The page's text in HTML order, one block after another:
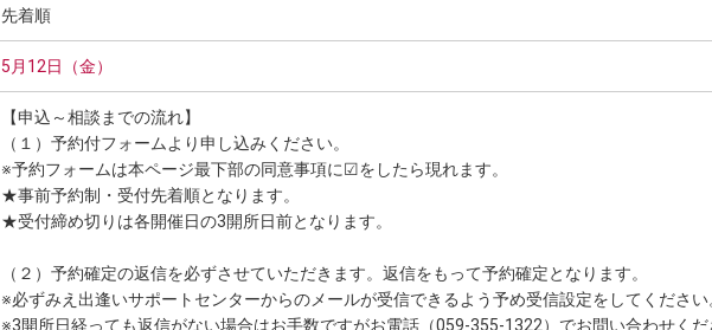
先着順
5月12日（金）
【申込～相談までの流れ】
（１）予約付フォームより申し込みください。
※予約フォームは本ページ最下部の同意事項に☑をしたら現れます。
★事前予約制・受付先着順となります。
★受付締め切りは各開催日の3開所日前となります。
（２）予約確定の返信を必ずさせていただきます。返信をもって予約確定となります。
※必ずみえ出逢いサポートセンターからのメールが受信できるよう予め受信設定をしてください
※3開所日経っても返信がない場合はお手数ですがお電話（059-355-1322）でお問い合わせくだ